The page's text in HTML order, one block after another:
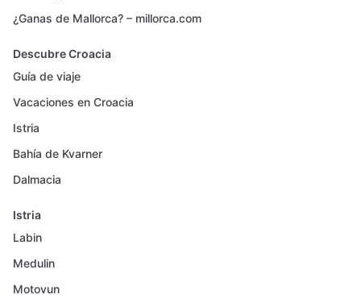
¿Ganas de Mallorca? – millorca.com
Descubre Croacia
Guía de viaje
Vacaciones en Croacia
Istria
Bahía de Kvarner
Dalmacia
Istria
Labin
Medulin
Motovun